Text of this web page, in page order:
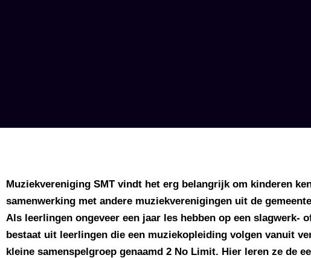
Muziekvereniging SMT vindt het erg belangrijk om kinderen
samenwerking met andere muziekverenigingen uit de
Als leerlingen ongeveer een jaar les hebben op een
bestaat uit leerlingen die een muziekopleiding volgen vanuit
kleine samenspelgroep genaamd 2 No Limit. Hier leren ze de